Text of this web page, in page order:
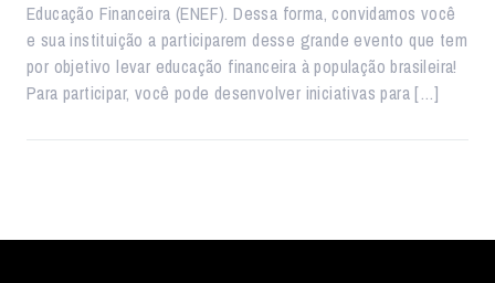
Educação Financeira (ENEF). Dessa forma, convidamos você
e sua instituição a participarem desse grande evento que tem
por objetivo levar educação financeira à população brasileira!
Para participar, você pode desenvolver iniciativas para […]